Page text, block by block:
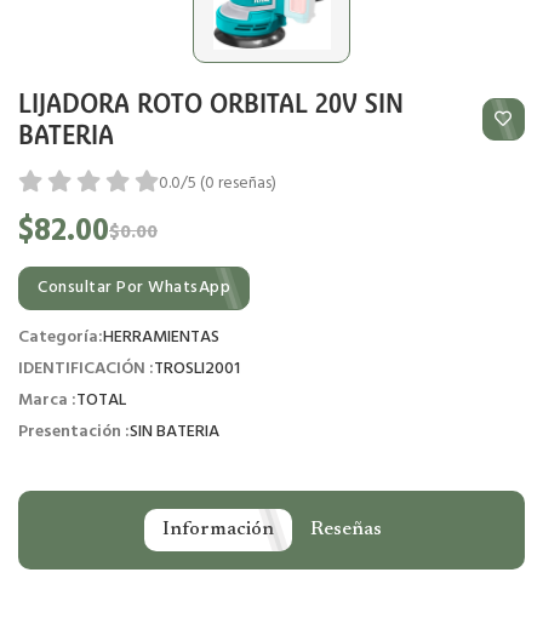
LIJADORA ROTO ORBITAL 20V SIN
BATERIA
0.0/5 (0 reseñas)
$82.00$0.00
Consultar Por WhatsApp
Categoría:HERRAMIENTAS
IDENTIFICACIÓN :TROSLI2001
Marca :TOTAL
Presentación :SIN BATERIA
Información Reseñas